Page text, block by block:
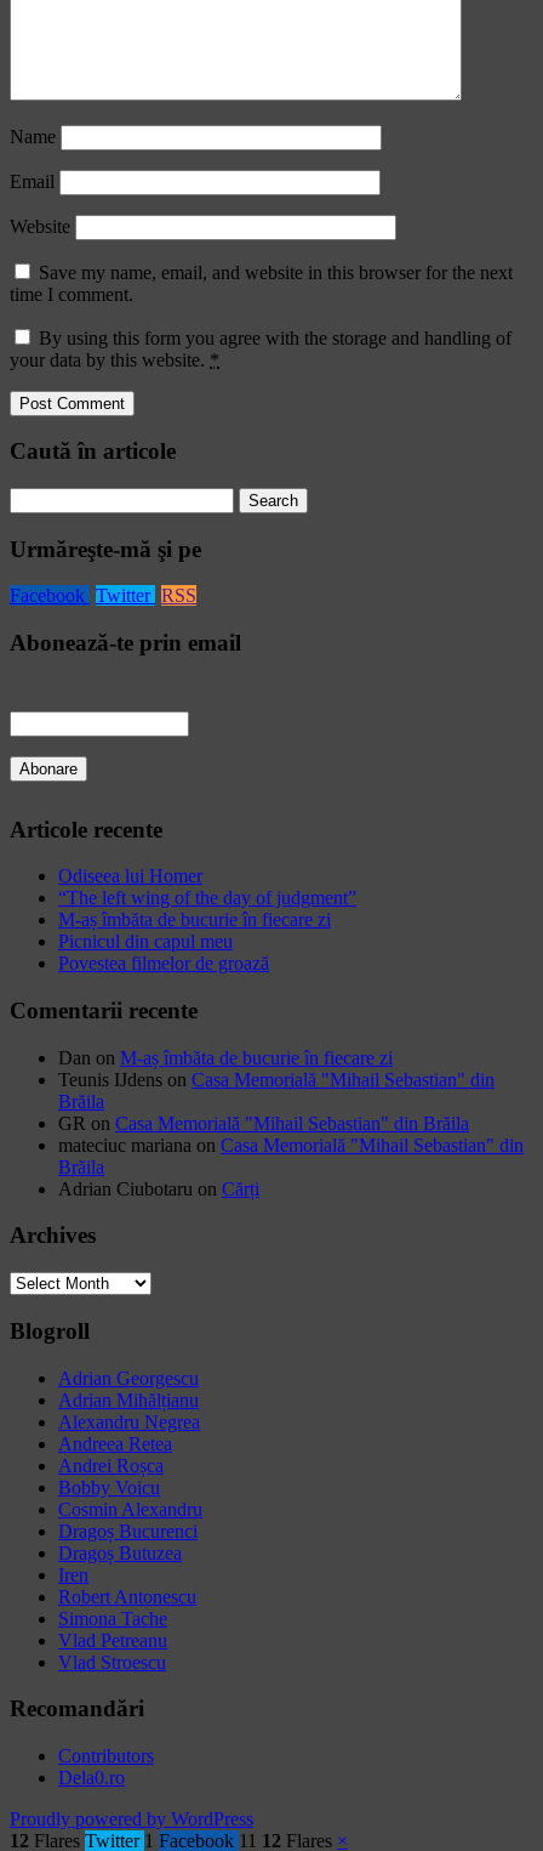
Name
Email
Website
Save my name, email, and website in this browser for the next
time I comment.
By using this form you agree with the storage and handling of
your data by this website. *
Caută în articole
for:
Urmăreşte-mă şi pe
Facebook Twitter RSS
Abonează-te prin email
Articole recente
Odiseea lui Homer
“The left wing of the day of judgment”
M-aș îmbăta de bucurie în fiecare zi
Picnicul din capul meu
Povestea filmelor de groază
Comentarii recente
Dan on M-aș îmbăta de bucurie în fiecare zi
Teunis IJdens on Casa Memorială "Mihail Sebastian" din
Brăila
GR on Casa Memorială "Mihail Sebastian" din Brăila
mateciuc mariana on Casa Memorială "Mihail Sebastian" din
Brăila
Adrian Ciubotaru on Cărți
Archives
Archives
Blogroll
Adrian Georgescu
Adrian Mihălțianu
Alexandru Negrea
Andreea Retea
Andrei Roșca
Bobby Voicu
Cosmin Alexandru
Dragoș Bucurenci
Dragoș Butuzea
Iren
Robert Antonescu
Simona Tache
Vlad Petreanu
Vlad Stroescu
Recomandări
Contributors
Dela0.ro
Proudly powered by WordPress
12 Flares Twitter 1 Facebook 11 12 Flares ×